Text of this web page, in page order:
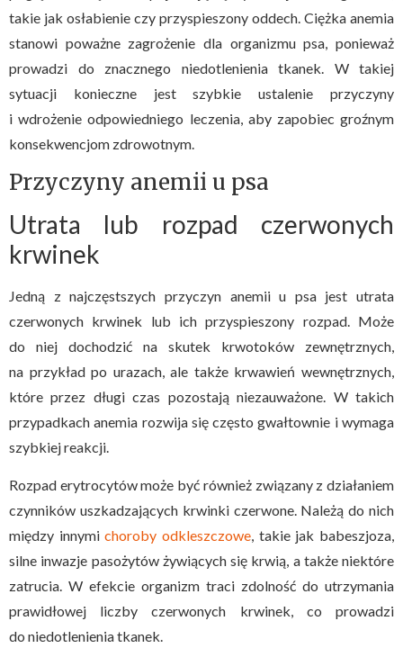
takie jak osłabienie czy przyspieszony oddech. Ciężka anemia
stanowi poważne zagrożenie dla organizmu psa, ponieważ
prowadzi do znacznego niedotlenienia tkanek. W takiej
sytuacji konieczne jest szybkie ustalenie przyczyny
i wdrożenie odpowiedniego leczenia, aby zapobiec groźnym
konsekwencjom zdrowotnym.
Przyczyny anemii u psa
Utrata lub rozpad czerwonych
krwinek
Jedną z najczęstszych przyczyn anemii u psa jest utrata
czerwonych krwinek lub ich przyspieszony rozpad. Może
do niej dochodzić na skutek krwotoków zewnętrznych,
na przykład po urazach, ale także krwawień wewnętrznych,
które przez długi czas pozostają niezauważone. W takich
przypadkach anemia rozwija się często gwałtownie i wymaga
szybkiej reakcji.
Rozpad erytrocytów może być również związany z działaniem
czynników uszkadzających krwinki czerwone. Należą do nich
między innymichoroby odkleszczowe, takie jak babeszjoza,
silne inwazje pasożytów żywiących się krwią, a także niektóre
zatrucia. W efekcie organizm traci zdolność do utrzymania
prawidłowej liczby czerwonych krwinek, co prowadzi
do niedotlenienia tkanek.